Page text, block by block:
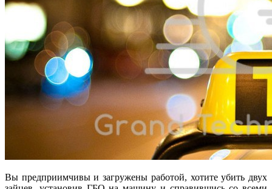
Вы предприимчивы и загружены работой, хотите убить двух